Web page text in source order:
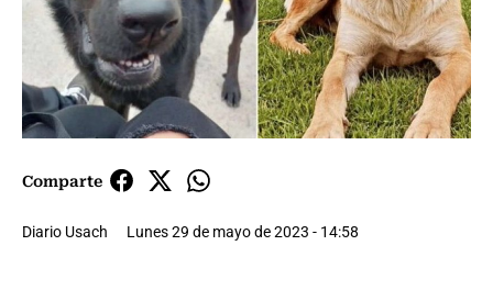
Comparte
Diario Usach Lunes 29 de mayo de 2023 - 14:58